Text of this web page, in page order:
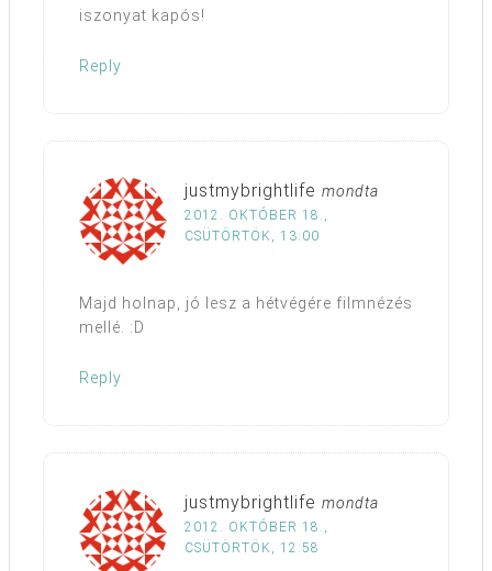
iszonyat kapós!
Reply
justmybrightlife mondta
2012. OKTÓBER 18.,
CSÜTÖRTÖK, 13:00
Majd holnap, jó lesz a hétvégére filmnézés
mellé. :D
Reply
justmybrightlife mondta
2012. OKTÓBER 18.,
CSÜTÖRTÖK, 12:58